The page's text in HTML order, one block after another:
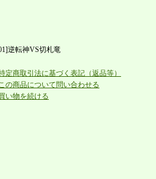
逆転神VS切札竜
定商取引法に基づく表記（返品等）
の商品について問い合わせる
い物を続ける